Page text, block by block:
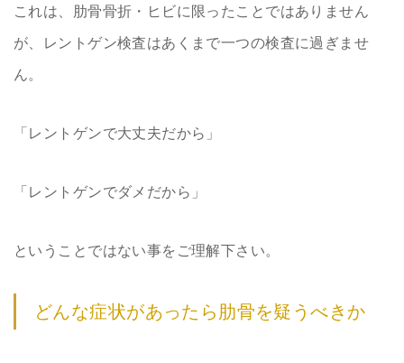
これは、肋骨骨折・ヒビに限ったことではありません
が、レントゲン検査はあくまで一つの検査に過ぎませ
ん。
「レントゲンで大丈夫だから」
「レントゲンでダメだから」
ということではない事をご理解下さい。
どんな症状があったら肋骨を疑うべきか